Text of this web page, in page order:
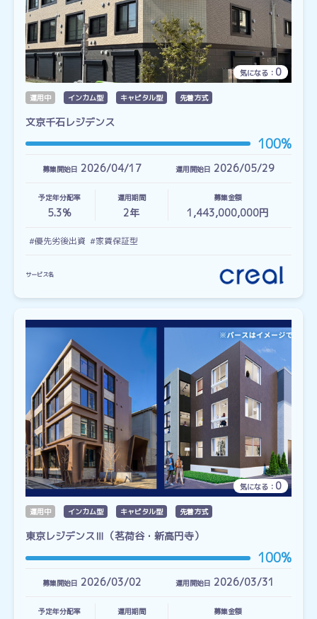
気になる： 0
運用中 インカム型 キャピタル型 先着方式
文京千石レジデンス
100%
募集開始日 2026/04/17 運用開始日 2026/05/29
予定年分配率
5.3%
運用期間
2年
募集金額
1,443,000,000円
#優先劣後出資 #家賃保証型
サービス名
気になる： 0
運用中 インカム型 キャピタル型 先着方式
東京レジデンスⅢ（茗荷谷・新高円寺）
100%
募集開始日 2026/03/02 運用開始日 2026/03/31
予定年分配率 運用期間 募集金額